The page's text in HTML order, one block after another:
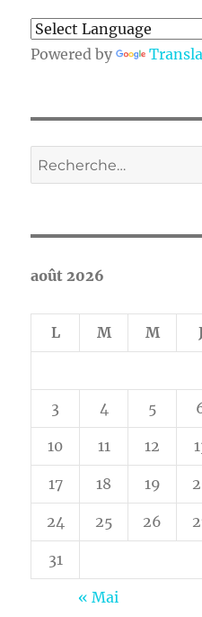
Powered by
Recherche
pour :
août 2026
L M M
3 4 5
10 11 12
17 18 19
24 25 26
31
« Mai